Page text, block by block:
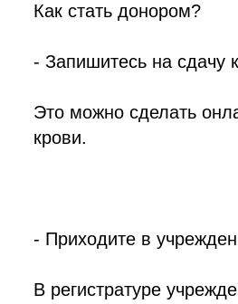
Как стать донором?
- Запишитесь на сдачу
Это можно сделать
крови.
- Приходите в
В регистратуре